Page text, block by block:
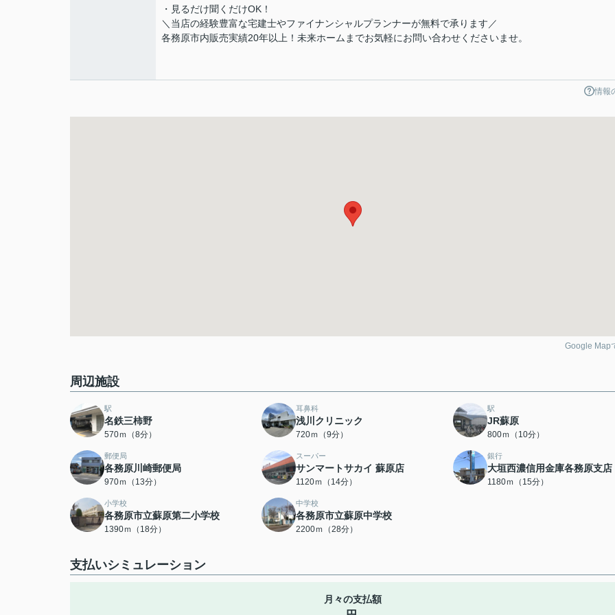
・見るだけ聞くだけOK！
＼当店の経験豊富な宅建士やファイナンシャルプランナーが無料で承ります／
各務原市内販売実績20年以上！未来ホームまでお気軽にお問い合わせくださいませ。
情報
Google Map
周辺施設
駅
名鉄三柿野
570ｍ（8分）
耳鼻科
浅川クリニック
720ｍ（9分）
駅
JR蘇原
800ｍ（10分）
郵便局
各務原川崎郵便局
970ｍ（13分）
スーパー
サンマートサカイ 蘇原店
1120ｍ（14分）
銀行
大垣西濃信用金庫各務原支店
1180ｍ（15分）
小学校
各務原市立蘇原第二小学校
1390ｍ（18分）
中学校
各務原市立蘇原中学校
2200ｍ（28分）
支払いシミュレーション
月々の支払額